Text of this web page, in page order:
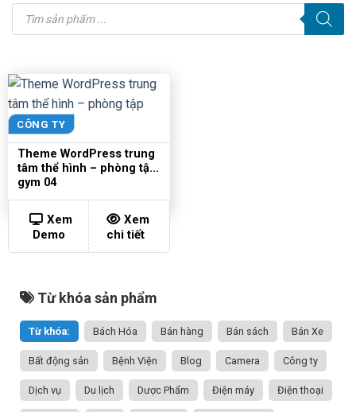
Tìm
kiếm
sản
CÔNG TY
Theme WordPress trung
tâm thể hình – phòng tập
gym 04
Xem
Demo
Xem
chi tiết
Từ khóa sản phẩm
Từ khóa: Bách Hóa Bán hàng Bán sách Bán Xe
Bất động sản Bệnh Viện Blog Camera Công ty
Dịch vụ Du lịch Dược Phẩm Điện máy Điện thoại